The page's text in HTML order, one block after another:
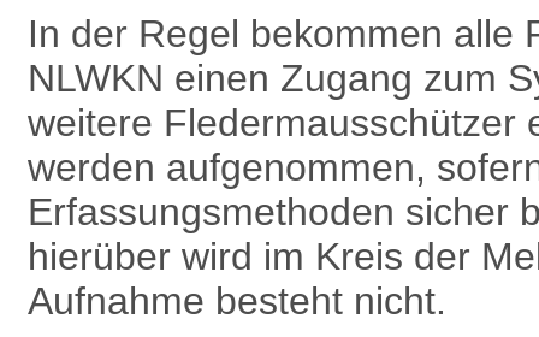
In der Regel bekommen alle
NLWKN einen Zugang zum
weitere Fledermausschützer
werden aufgenommen,
Erfassungsmethoden sicher
hierüber wird im Kreis der
Aufnahme besteht nicht.